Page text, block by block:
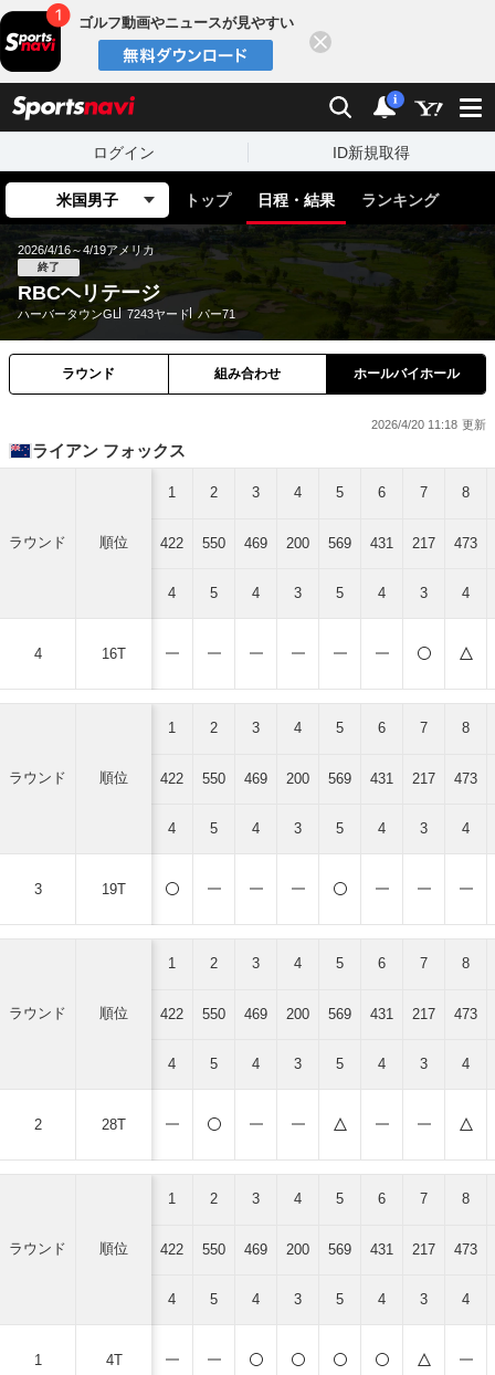
ゴルフ動画やニュースが見やすい
検索 通知
i
ログイン ID新規取得
米国男子 トップ 日程・結果 ランキング
2026/4/16～4/19アメリカ
終了
RBCヘリテージ
ハーバータウンGL 7243ヤード パー71
ラウンド 組み合わせ ホールバイホール
2026/4/20 11:18
ライアン フォックス
ラウンド 順位
4 16T
1 2 3 4 5 6 7 8
422 550 469 200 569 431 217 473
4 5 4 3 5 4 3 4
ラウンド 順位
3 19T
1 2 3 4 5 6 7 8
422 550 469 200 569 431 217 473
4 5 4 3 5 4 3 4
ラウンド 順位
2 28T
1 2 3 4 5 6 7 8
422 550 469 200 569 431 217 473
4 5 4 3 5 4 3 4
ラウンド 順位
1 4T
1 2 3 4 5 6 7 8
422 550 469 200 569 431 217 473
4 5 4 3 5 4 3 4